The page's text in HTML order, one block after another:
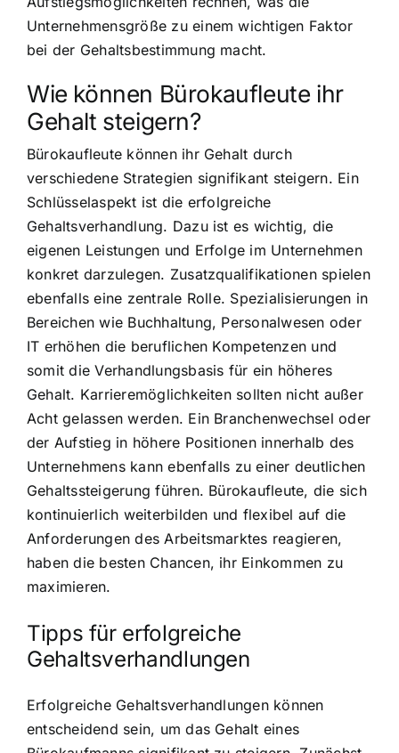
Unternehmensgröße zu einem wichtigen Faktor
bei der Gehaltsbestimmung macht.
Wie können Bürokaufleute ihr
Gehalt steigern?
Bürokaufleute können ihr Gehalt durch
verschiedene Strategien signifikant steigern. Ein
Schlüsselaspekt ist die erfolgreiche
Gehaltsverhandlung. Dazu ist es wichtig, die
eigenen Leistungen und Erfolge im Unternehmen
konkret darzulegen. Zusatzqualifikationen spielen
ebenfalls eine zentrale Rolle. Spezialisierungen in
Bereichen wie Buchhaltung, Personalwesen oder
IT erhöhen die beruflichen Kompetenzen und
somit die Verhandlungsbasis für ein höheres
Gehalt. Karrieremöglichkeiten sollten nicht außer
Acht gelassen werden. Ein Branchenwechsel oder
der Aufstieg in höhere Positionen innerhalb des
Unternehmens kann ebenfalls zu einer deutlichen
Gehaltssteigerung führen. Bürokaufleute, die sich
kontinuierlich weiterbilden und flexibel auf die
Anforderungen des Arbeitsmarktes reagieren,
haben die besten Chancen, ihr Einkommen zu
maximieren.
Tipps für erfolgreiche
Gehaltsverhandlungen
Erfolgreiche Gehaltsverhandlungen können
entscheidend sein, um das Gehalt eines